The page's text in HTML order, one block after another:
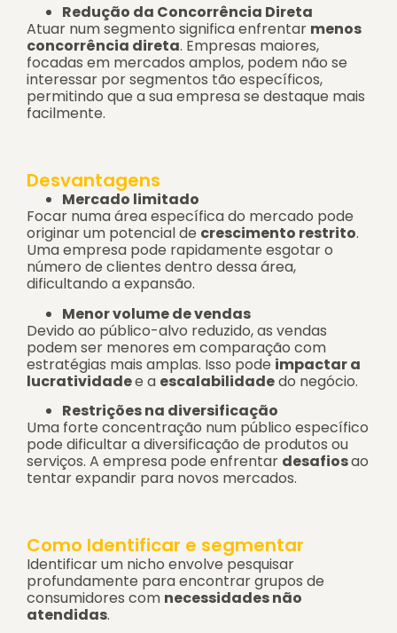
Redução da Concorrência Direta
Atuar num segmento significa enfrentar menos
concorrência direta. Empresas maiores,
focadas em mercados amplos, podem não se
interessar por segmentos tão específicos,
permitindo que a sua empresa se destaque mais
facilmente.
Desvantagens
Mercado limitado
Focar numa área específica do mercado pode
originar um potencial de crescimento restrito.
Uma empresa pode rapidamente esgotar o
número de clientes dentro dessa área,
dificultando a expansão.
Menor volume de vendas
Devido ao público-alvo reduzido, as vendas
podem ser menores em comparação com
estratégias mais amplas. Isso pode impactar a
lucratividadee a escalabilidadedo negócio.
Restrições na diversificação
Uma forte concentração num público específico
pode dificultar a diversificação de produtos ou
serviços. A empresa pode enfrentar desafiosao
tentar expandir para novos mercados.
Como Identificar e segmentar
Identificar um nicho envolve pesquisar
profundamente para encontrar grupos de
consumidores com necessidades não
atendidas.